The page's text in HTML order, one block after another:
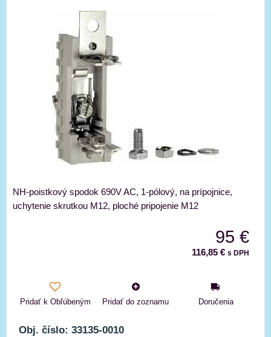
NH-poistkový spodok 690V AC, 1-pólový, na prípojnice,
uchytenie skrutkou M12, ploché pripojenie M12
95 €
116,85 € s DPH
Pridať k Obľúbeným Pridať do zoznamu Doručenia
Obj. číslo: 33135-0010